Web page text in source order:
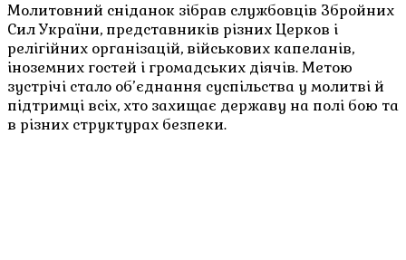
Молитовний сніданок зібрав службовців Збройних
Сил України, представників різних Церков і
релігійних організацій, військових капеланів,
іноземних гостей і громадських діячів. Метою
зустрічі стало об’єднання суспільства у молитві й
підтримці всіх, хто захищає державу на полі бою та
в різних структурах безпеки.